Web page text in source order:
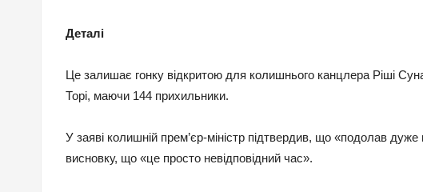
Деталі
Це залишає гонку відкритою для колишнього канцлера Ріші
Торі, маючи 144 прихильники.
У заяві колишній прем’єр-міністр підтвердив, що «подолав
висновку, що «це просто невідповідний час».